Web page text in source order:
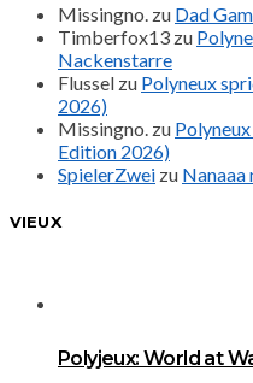
Missingno. zu Dad
Timberfox13 zu
Nackenstarre
Flussel zu Polyneux
2026)
Missingno. zu
Edition 2026)
SpielerZwei zu Nanaaa
VIEUX
Polyjeux: World at